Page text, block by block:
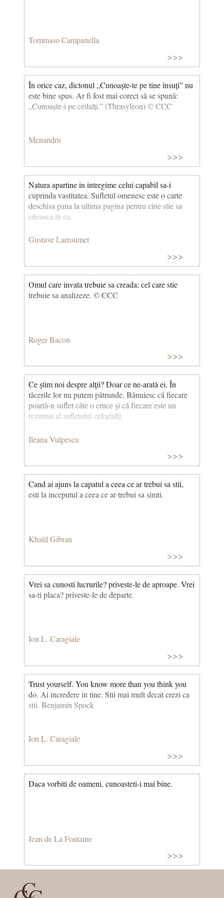
Tommaso Campanella
>>>
În orice caz, dictonul „Cunoaște-te pe tine însuți” nu
este bine spus. Ar fi fost mai corect să se spună:
„Cunoaște-i pe ceilalți.” (Thrasyleon) © CCC
Menandru
>>>
Natura apartine in intregime celui capabil sa-i
cuprinda vastitatea. Sufletul omenesc este o carte
deschisa pana la ultima pagina pentru cine stie sa
citeasca in ea.
Gustave Larroumet
>>>
Omul care invata trebuie sa creada; cel care stie
trebuie sa analizeze. © CCC
Roger Bacon
>>>
Ce ştim noi despre alţii? Doar ce ne-arată ei. În
tăcerile lor nu putem pătrunde. Bănuiesc că fiecare
poartă-n suflet câte o cruce şi că fiecare este un
rezumat al sufletului celorlalţi.
Ileana Vulpescu
>>>
Cand ai ajuns la capatul a ceea ce ar trebui sa stii,
esti la inceputul a ceea ce ar trebui sa simti.
Khalil Gibran
>>>
Vrei sa cunosti lucrurile? priveste-le de aproape. Vrei
sa-ti placa? priveste-le de departe.
Ion L. Caragiale
>>>
Trust yourself. You know more than you think you
do. Ai incredere in tine. Stii mai mult decat crezi ca
stii. Benjamin Spock
Ion L. Caragiale
>>>
Daca vorbiti de oameni, cunoasteti-i mai bine.
Jean de La Fontaine
>>>